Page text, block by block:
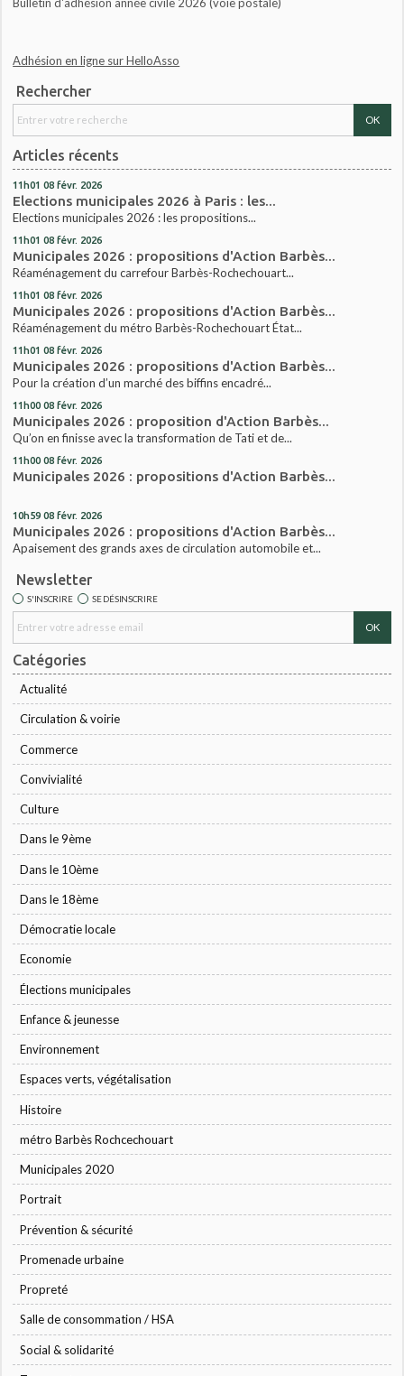
Adhésion en ligne sur HelloAsso
Rechercher
Articles récents
11h01 08 févr. 2026
Elections municipales 2026 à Paris : les...
Elections municipales 2026 : les propositions...
11h01 08 févr. 2026
Municipales 2026 : propositions d'Action Barbès...
Réaménagement du carrefour Barbès-Rochechouart...
11h01 08 févr. 2026
Municipales 2026 : propositions d'Action Barbès...
Réaménagement du métro Barbès-Rochechouart État...
11h01 08 févr. 2026
Municipales 2026 : propositions d'Action Barbès...
Pour la création d’un marché des biffins encadré...
11h00 08 févr. 2026
Municipales 2026 : proposition d'Action Barbès...
Qu’on en finisse avec la transformation de Tati et de...
11h00 08 févr. 2026
Municipales 2026 : propositions d'Action Barbès...
10h59 08 févr. 2026
Municipales 2026 : propositions d'Action Barbès...
Apaisement des grands axes de circulation automobile et...
Newsletter
S'INSCRIRE SE DÉSINSCRIRE
Catégories
Actualité
Circulation & voirie
Commerce
Convivialité
Culture
Dans le 9ème
Dans le 10ème
Dans le 18ème
Démocratie locale
Economie
Élections municipales
Enfance & jeunesse
Environnement
Espaces verts, végétalisation
Histoire
métro Barbès Rochcechouart
Municipales 2020
Portrait
Prévention & sécurité
Promenade urbaine
Propreté
Salle de consommation / HSA
Social & solidarité